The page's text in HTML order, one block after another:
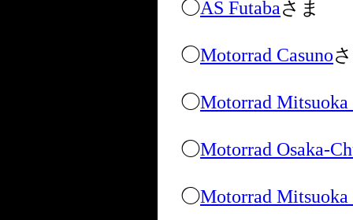
◯AS Futabaさま
◯Motorrad Casuno
◯Motorrad
◯Motorrad Osaka-
◯Motorrad Mitsuoka